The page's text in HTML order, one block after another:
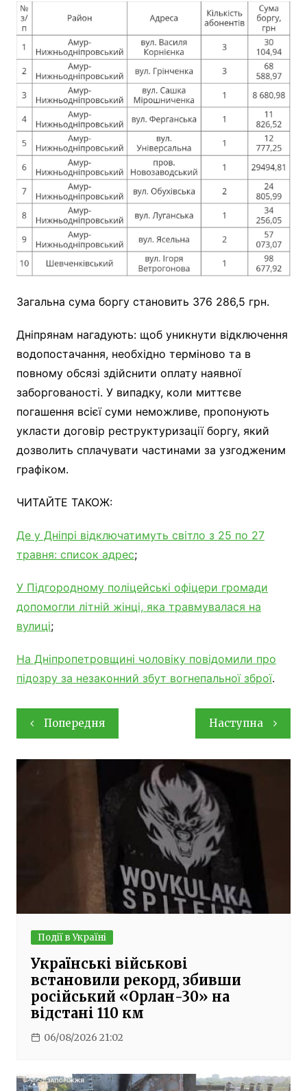
Загальна сума боргу становить 376 286,5 грн.
Дніпрянам нагадують: щоб уникнути відключення
водопостачання, необхідно терміново та в
повному обсязі здійснити оплату наявної
заборгованості. У випадку, коли миттєве
погашення всієї суми неможливе, пропонують
укласти договір реструктуризації боргу, який
дозволить сплачувати частинами за узгодженим
графіком.
ЧИТАЙТЕ ТАКОЖ:
Де у Дніпрі відключатимуть світло з 25 по 27
травня: список адрес;
У Підгородному поліцейські офіцери громади
допомогли літній жінці, яка травмувалася на
вулиці;
На Дніпропетровщині чоловіку повідомили про
підозру за незаконний збут вогнепальної зброї.
Навігація
записів
Попередня Наступна
Події в Україні
Українські військові
встановили рекорд, збивши
російський «Орлан-30» на
відстані 110 км
06/08/2026 21:02